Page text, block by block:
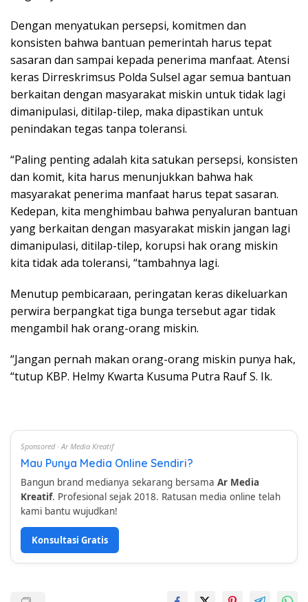
Dengan menyatukan persepsi, komitmen dan
konsisten bahwa bantuan pemerintah harus tepat
sasaran dan sampai kepada penerima manfaat. Atensi
keras Dirreskrimsus Polda Sulsel agar semua bantuan
berkaitan dengan masyarakat miskin untuk tidak lagi
dimanipulasi, ditilap-tilep, maka dipastikan untuk
penindakan tegas tanpa toleransi.
“Paling penting adalah kita satukan persepsi, konsisten
dan komit, kita harus menunjukkan bahwa hak
masyarakat penerima manfaat harus tepat sasaran.
Kedepan, kita menghimbau bahwa penyaluran bantuan
yang berkaitan dengan masyarakat miskin jangan lagi
dimanipulasi, ditilap-tilep, korupsi hak orang miskin
kita tidak ada toleransi, “tambahnya lagi.
Menutup pembicaraan, peringatan keras dikeluarkan
perwira berpangkat tiga bunga tersebut agar tidak
mengambil hak orang-orang miskin.
“Jangan pernah makan orang-orang miskin punya hak,
“tutup KBP. Helmy Kwarta Kusuma Putra Rauf S. Ik.
Sponsored · Ar Media Kreatif
Mau Punya Media Online Sendiri?
Bangun brand medianya sekarang bersama Ar Media
Kreatif. Profesional sejak 2018. Ratusan media online telah
kami bantu wujudkan!
Konsultasi Gratis